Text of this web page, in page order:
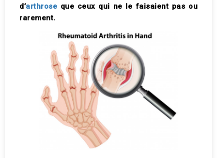
d’arthrose que ceux qui ne le faisaient pas ou
rarement.